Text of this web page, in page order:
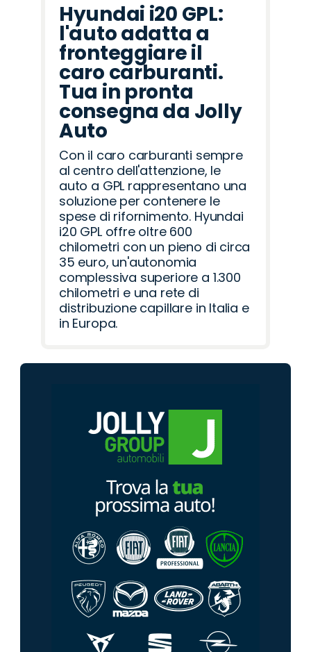
Hyundai i20 GPL:
l'auto adatta a
fronteggiare il
caro carburanti.
Tua in pronta
consegna da Jolly
Auto
Con il caro carburanti sempre
al centro dell'attenzione, le
auto a GPL rappresentano una
soluzione per contenere le
spese di rifornimento. Hyundai
i20 GPL offre oltre 600
chilometri con un pieno di circa
35 euro, un'autonomia
complessiva superiore a 1.300
chilometri e una rete di
distribuzione capillare in Italia e
in Europa.